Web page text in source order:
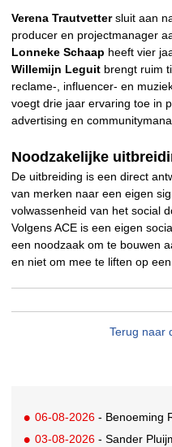
Verena Trautvettersluit aan
producer en projectmanager
Lonneke Schaap heeft vier
Willemijn Leguit brengt ruim
reclame-, influencer- en
voegt drie jaar ervaring toe in
advertising en
Noodzakelijke
De uitbreiding is een direct
van merken naar een eigen
volwassenheid van het social
Volgens ACE is een eigen
een noodzaak om te bouwen
en niet om mee te liften op
Terug naar
06-08-2026 - Benoeming
03-08-2026 - Sander Pluijm wordt